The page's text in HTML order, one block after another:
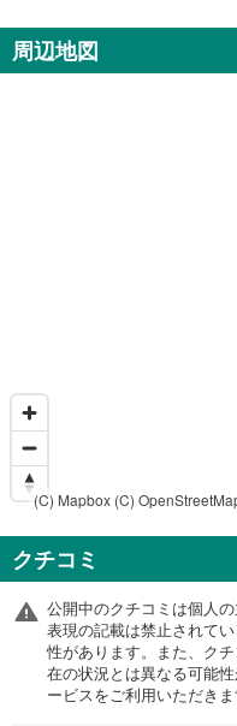
周辺地図
(C) Mapbox (C)
クチコミ
公開中のクチコミは個人
表現の記載は禁止されて
性があります。また、ク
在の状況とは異なる可能
ービスをご利用いただき